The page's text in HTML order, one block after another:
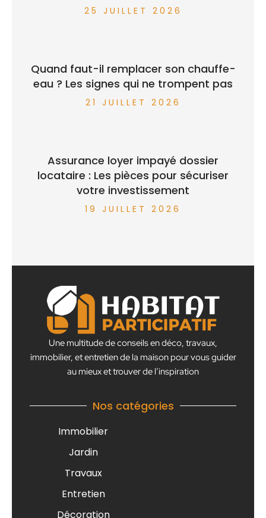
25 JUILLET 2026
Quand faut-il remplacer son chauffe-
eau ? Les signes qui ne trompent pas
21 JUILLET 2026
Assurance loyer impayé dossier
locataire : Les pièces pour sécuriser
votre investissement
19 JUILLET 2026
Une multitude de conseils en déco, travaux,
immobilier, et entretien de la maison pour vous guider
au mieux et trouver de l’inspiration
Nos catégories
Immobilier
Jardin
Travaux
Entretien
Décoration